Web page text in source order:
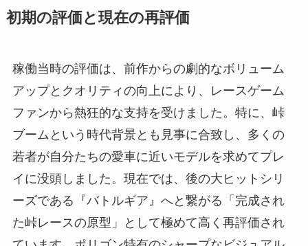
初期の評価と現在の再評価
稼働当時の評価は、前作からの劇的なボリューム
アップとクオリティの向上により、レースゲーム
ファンから熱狂的な支持を受けました。特に、峠
ブームという時代背景とも見事に合致し、多くの
若者が自分たちの愛車に近いモデルを求めてプレ
イに没頭しました。現在では、後の大ヒットシリ
ーズである『バトルギア』へと繋がる「完成され
た峠レースの原型」として極めて高く再評価され